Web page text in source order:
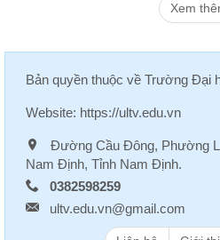
Xem
Bản quyền thuộc về Trường Đại
Website: https://ultv.edu.vn
Đường Cầu Đông, Phường
Nam Định, Tỉnh Nam Định.
0382598259
ultv.edu.vn@gmail.com